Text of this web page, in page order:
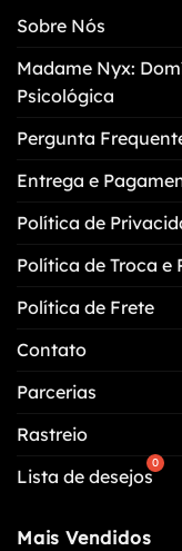
ser
na
página
produto
Sobre Nós
Madame Nyx:
Psicológica
Pergunta
Entrega e
Política de
Política de Troca e
Política de Frete
Contato
Parcerias
Rastreio
Lista de desejos
Mais Vendidos